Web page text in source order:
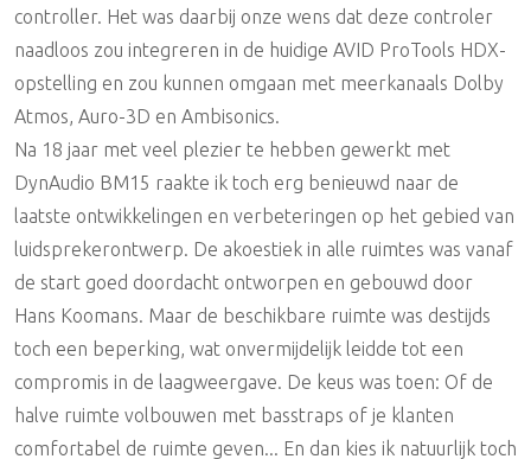
controller. Het was daarbij onze wens dat deze controler
naadloos zou integreren in de huidige AVID ProTools HDX-
opstelling en zou kunnen omgaan met meerkanaals Dolby
Atmos, Auro-3D en Ambisonics.
Na 18 jaar met veel plezier te hebben gewerkt met
DynAudio BM15 raakte ik toch erg benieuwd naar de
laatste ontwikkelingen en verbeteringen op het gebied van
luidsprekerontwerp. De akoestiek in alle ruimtes was vanaf
de start goed doordacht ontworpen en gebouwd door
Hans Koomans. Maar de beschikbare ruimte was destijds
toch een beperking, wat onvermijdelijk leidde tot een
compromis in de laagweergave. De keus was toen: Of de
halve ruimte volbouwen met basstraps of je klanten
comfortabel de ruimte geven... En dan kies ik natuurlijk toch